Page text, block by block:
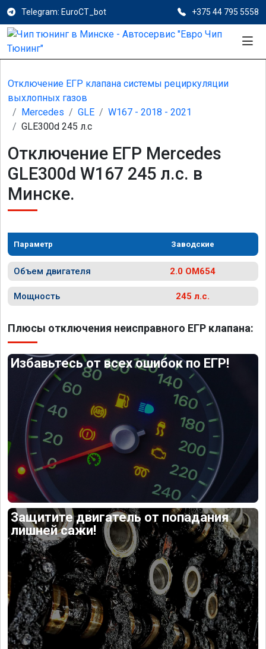
Telegram: EuroCT_bot +375 44 795 5558
Отключение ЕГР клапана системы рециркуляции
выхлопных газов
Mercedes
GLE
W167 - 2018 - 2021
GLE300d 245 л.с
Отключение ЕГР Mercedes
GLE300d W167 245 л.с. в
Минске.
Параметр Заводские
Объем двигателя 2.0 OM654
Мощность 245 л.с.
Плюсы отключения неисправного ЕГР клапана:
Избавьтесь от всех ошибок по ЕГР!
Защитите двигатель от попадания
лишней сажи!